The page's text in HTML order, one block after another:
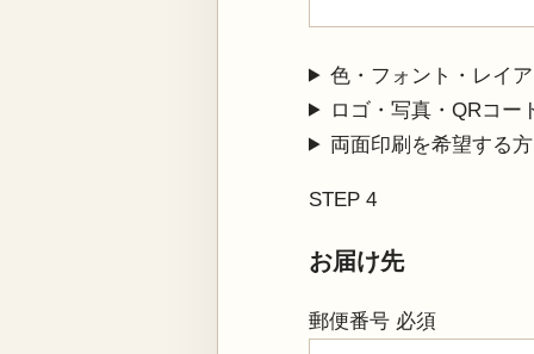
色・フォント・レイ
ロゴ・写真・QRコー
両面印刷を希望する方
STEP 4
お届け先
郵便番号 必須